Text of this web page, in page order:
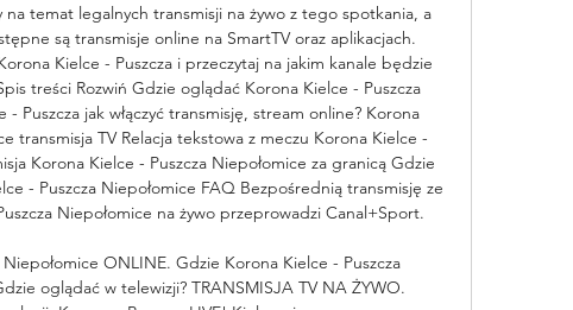
na temat legalnych transmisji na żywo z tego spotkania, a
są transmisje online na SmartTV oraz aplikacjach.
Kielce - Puszcza i przeczytaj na jakim kanale będzie
treści Rozwiń Gdzie oglądać Korona Kielce - Puszcza
- Puszcza jak włączyć transmisję, stream online? Korona
transmisja TV Relacja tekstowa z meczu Korona Kielce -
Korona Kielce - Puszcza Niepołomice za granicą Gdzie
- Puszcza Niepołomice FAQ Bezpośrednią transmisję ze
Niepołomice na żywo przeprowadzi Canal+Sport.
ONLINE. Gdzie Korona Kielce - Puszcza
oglądać w telewizji? TRANSMISJA TV NA ŻYWO.